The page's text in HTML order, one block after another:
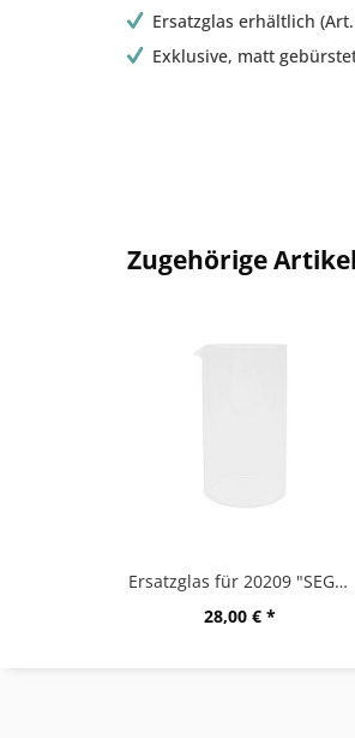
Ersatzglas erhältlich
Exklusive, matt
Zugehörige Artikel
Ersatzglas für 20209 "SEGOS" Kaffee-/ Teebereiter
28,00 € *